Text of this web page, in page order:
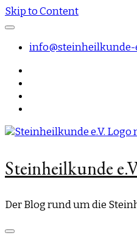
Skip to Content
info@steinheilkunde-
Steinheilkunde
Der Blog rund um die